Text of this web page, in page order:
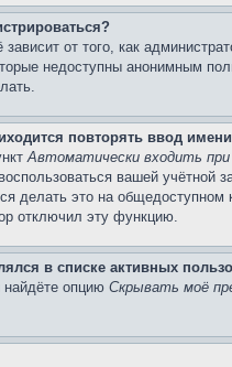
от того, как
недоступны анонимным
повторять ввод
Автоматически входить
вашей
делать это на
отключил эту функцию.
в списке активных
найдёте опцию Скрывать моё